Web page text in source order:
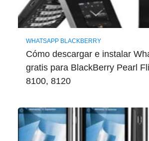
WHATSAPP BLACKBERRY
Cómo descargar e instalar
gratis para BlackBerry Pearl
8100, 8120